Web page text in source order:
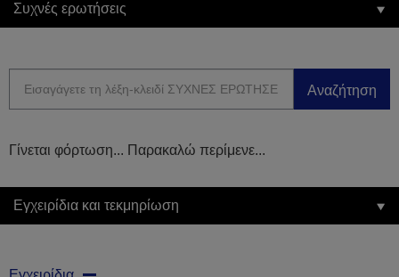
Συχνές ερωτήσεις
Αναζήτηση
Γίνεται φόρτωση... Παρακαλώ περίμενε...
Εγχειρίδια και τεκμηρίωση